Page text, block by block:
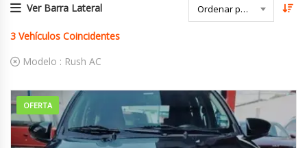
Ver Barra Lateral Ordenar por Fecha
3 Vehículos Coincidentes
Modelo : Rush AC
OFERTA